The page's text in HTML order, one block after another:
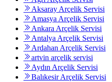
Aksaray Arçelik Servisi
Amasya Arçelik Servisi
Ankara Arçelik Servisi
Antalya Arçelik Servisi
Ardahan Arçelik Servisi
artvin arçelik servisi
Aydın Arçelik Servisi
Balıkesir Arçelik Servisi